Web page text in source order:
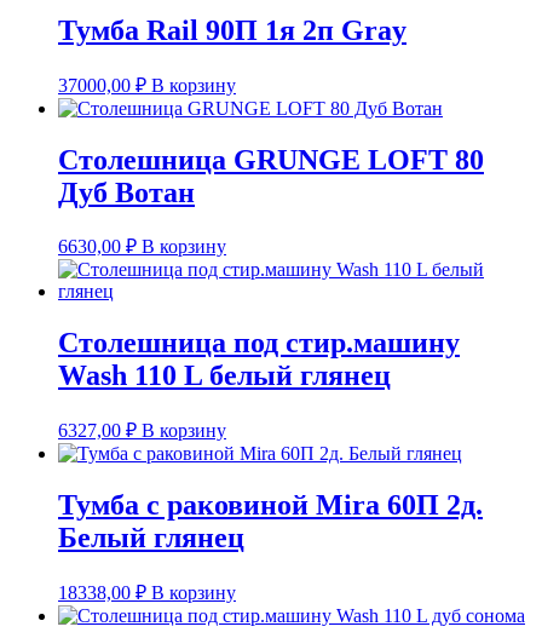
Тумба Rail 90П 1я 2п Gray
37000,00 ₽ В корзину
Столешница GRUNGE LOFT 80
Дуб Вотан
6630,00 ₽ В корзину
Столешница под стир.машину
Wash 110 L белый глянец
6327,00 ₽ В корзину
Тумба с раковиной Mira 60П 2д.
Белый глянец
18338,00 ₽ В корзину